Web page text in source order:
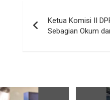
Ketua Komisi II
Sebagian Okum